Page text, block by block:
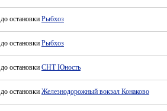
до остановки Рыбхоз
до остановки Рыбхоз
до остановки СНТ Юность
до остановки Железнодорожный вокзал Конаково